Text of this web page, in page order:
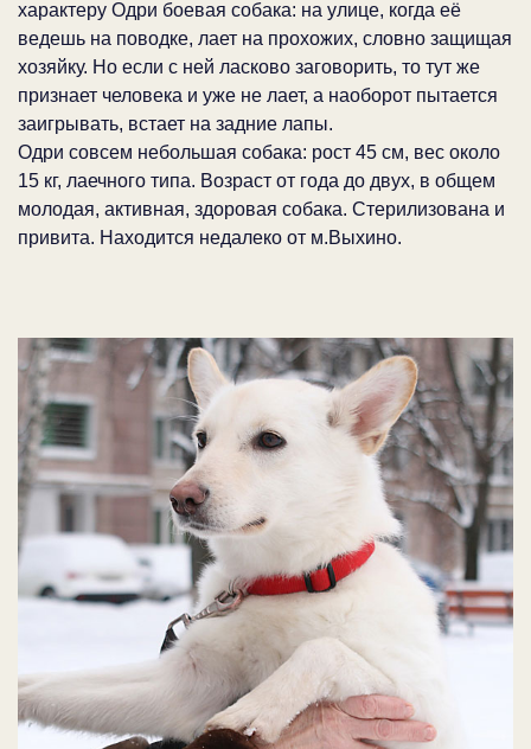
характеру Одри боевая собака: на улице, когда её
ведешь на поводке, лает на прохожих, словно защищая
хозяйку. Но если с ней ласково заговорить, то тут же
признает человека и уже не лает, а наоборот пытается
заигрывать, встает на задние лапы.
Одри совсем небольшая собака: рост 45 см, вес около
15 кг, лаечного типа. Возраст от года до двух, в общем
молодая, активная, здоровая собака. Стерилизована и
привита. Находится недалеко от м.Выхино.